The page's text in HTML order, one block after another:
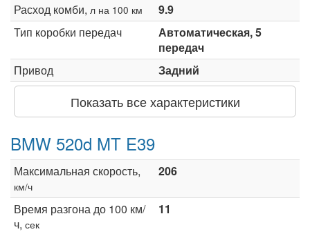
Расход комби, л на 100 км
9.9
Тип коробки передач
Автоматическая, 5
передач
Привод
Задний
Показать все характеристики
BMW 520d MT E39
Максимальная скорость,
км/ч
206
Время разгона до 100 км/
ч, сек
11